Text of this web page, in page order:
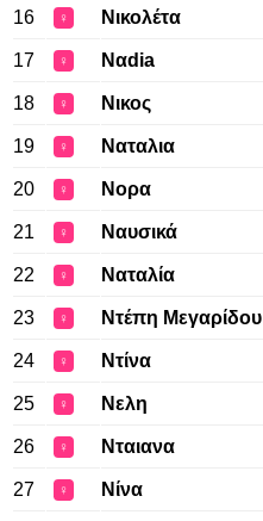
16 ♀ Νικολέτα
17 ♀ Ναdia
18 ♀ Νικος
19 ♀ Ναταλια
20 ♀ Νορα
21 ♀ Ναυσικά
22 ♀ Ναταλία
23 ♀ Ντέπη Μεγαρίδου
24 ♀ Ντίνα
25 ♀ Νελη
26 ♀ Νταιανα
27 ♀ Νίνα